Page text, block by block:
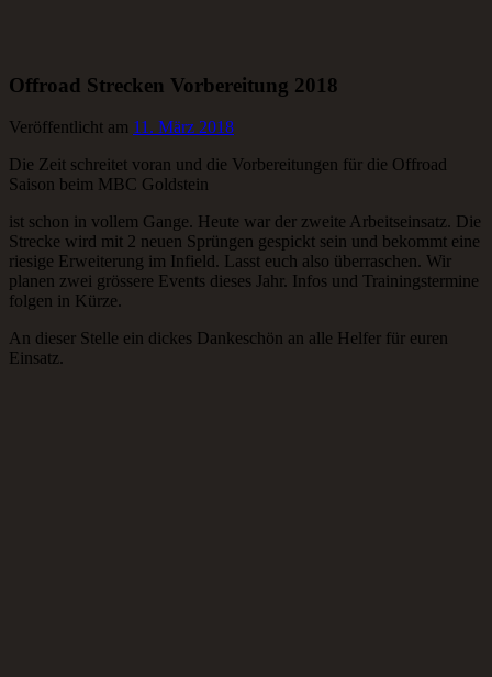
Offroad Strecken Vorbereitung 2018
Veröffentlicht am 11. März 2018
Die Zeit schreitet voran und die Vorbereitungen für die Offroad
Saison beim MBC Goldstein
ist schon in vollem Gange. Heute war der zweite Arbeitseinsatz. Die
Strecke wird mit 2 neuen Sprüngen gespickt sein und bekommt eine
riesige Erweiterung im Infield. Lasst euch also überraschen. Wir
planen zwei grössere Events dieses Jahr. Infos und Trainingstermine
folgen in Kürze.
An dieser Stelle ein dickes Dankeschön an alle Helfer für euren
Einsatz.